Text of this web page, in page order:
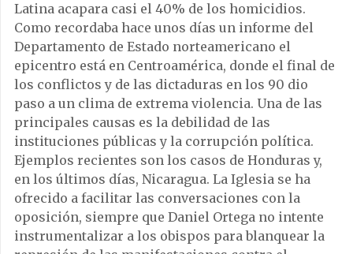
Latina acapara casi el 40% de los homicidios.
Como recordaba hace unos días un informe del
Departamento de Estado norteamericano el
epicentro está en Centroamérica, donde el final de
los conflictos y de las dictaduras en los 90 dio
paso a un clima de extrema violencia. Una de las
principales causas es la debilidad de las
instituciones públicas y la corrupción política.
Ejemplos recientes son los casos de Honduras y,
en los últimos días, Nicaragua. La Iglesia se ha
ofrecido a facilitar las conversaciones con la
oposición, siempre que Daniel Ortega no intente
instrumentalizar a los obispos para blanquear la